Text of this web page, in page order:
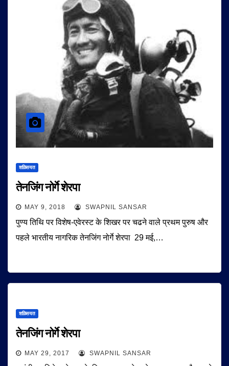
शख़्सियत
तेनजिंग नोर्गे शेरपा
MAY 9, 2018 SWAPNIL SANSAR
पुण्य तिथि पर विशेष-एवेरस्ट के शिखर पर चढने वाले प्रथम पुरुष और
पहले भारतीय नागरिक तेनजिंग नोर्गे शेरपा 29 मई,…
शख़्सियत
तेनजिंग नोर्गे शेरपा
MAY 29, 2017 SWAPNIL SANSAR